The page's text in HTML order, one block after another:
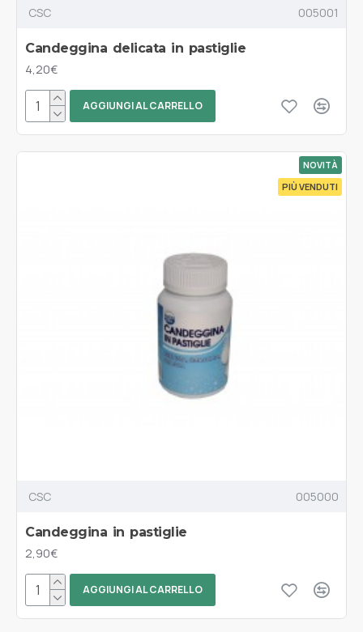
CSC 005001
Candeggina delicata in pastiglie
4,20€
AGGIUNGI AL CARRELLO
NOVITÀ
PIÙ VENDUTI
CSC 005000
Candeggina in pastiglie
2,90€
AGGIUNGI AL CARRELLO